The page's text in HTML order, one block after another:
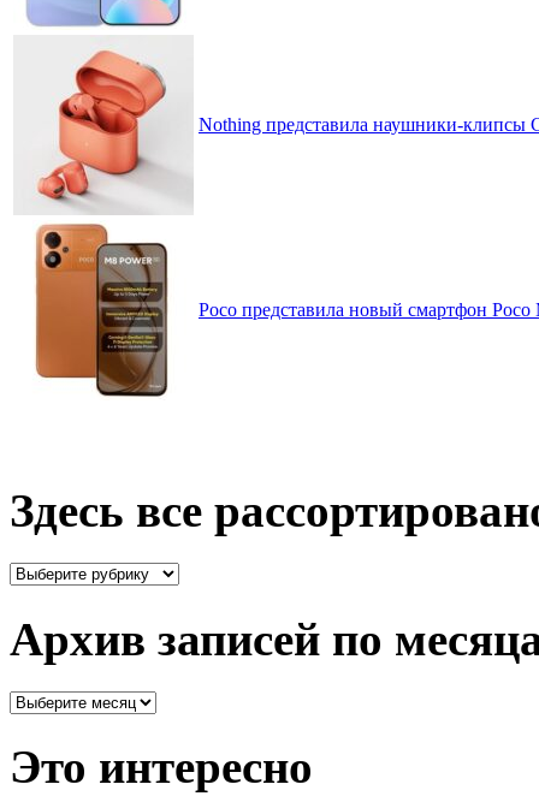
Nothing представила наушники-клипсы
Poco представила новый смартфон
Здесь все
Здесь
Архив записей по
Архив
месяцам
Это интересно